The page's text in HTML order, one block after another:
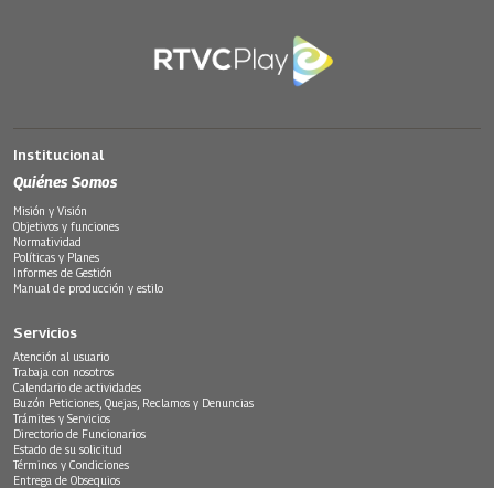
Institucional
Quiénes Somos
Misión y Visión
Objetivos y funciones
Normatividad
Políticas y Planes
Informes de Gestión
Manual de producción y estilo
Servicios
Atención al usuario
Trabaja con nosotros
Calendario de actividades
Buzón Peticiones, Quejas, Reclamos y Denuncias
Trámites y Servicios
Directorio de Funcionarios
Estado de su solicitud
Términos y Condiciones
Entrega de Obsequios